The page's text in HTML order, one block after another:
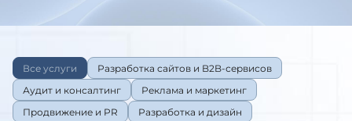
Все услуги
Разработка сайтов и B2B-сервисов
Аудит и консалтинг
Реклама и маркетинг
Продвижение и PR
Разработка и дизайн